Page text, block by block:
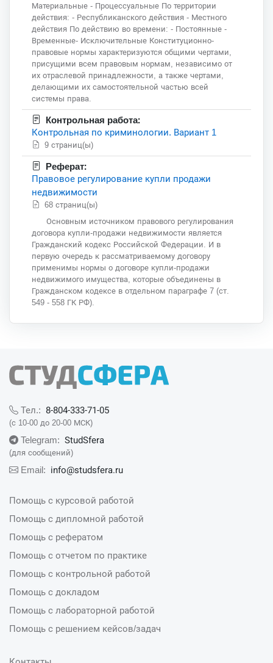
Материальные - Процессуальные По территории
действия: - Республиканского действия - Местного
действия По действию во времени: - Постоянные -
Временные- Исключительные Конституционно-
правовые нормы характеризуются общими чертами,
присущими всем правовым нормам, независимо от
их отраслевой принадлежности, а также чертами,
делающими их самостоятельной частью всей
системы права.
Контрольная работа:
Контрольная по криминологии. Вариант 1
9 страниц(ы)
Реферат:
Правовое регулирование купли продажи
недвижимости
68 страниц(ы)
Основным источником правового регулирования
договора купли-продажи недвижимости является
Гражданский кодекс Российской Федерации. И в
первую очередь к рассматриваемому договору
применимы нормы о договоре купли-продажи
недвижимого имущества, которые объединены в
Гражданском кодексе в отдельном параграфе 7 (ст.
549 - 558 ГК РФ).
Тел.: 8-804-333-71-05
(с 10-00 до 20-00 МСК)
Telegram: StudSfera
(для сообщений)
Email: info@studsfera.ru
Помощь с курсовой работой
Помощь с дипломной работой
Помощь с рефератом
Помощь с отчетом по практике
Помощь с контрольной работой
Помощь с докладом
Помощь с лабораторной работой
Помощь с решением кейсов/задач